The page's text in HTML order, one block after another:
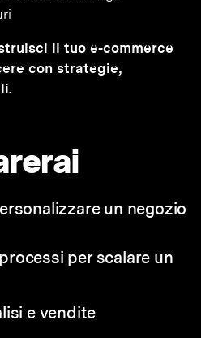
il tuo e-commerce
con strategie,
un negozio
per scalare un
e vendite